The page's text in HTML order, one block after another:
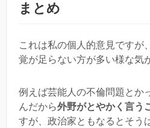
まとめ
これは私の個人的意見ですが
覚が足らない方が多い様な気
例えば芸能人の不倫問題とか
んだから外野がとやかく言う
すが、政治家ともなるとそう